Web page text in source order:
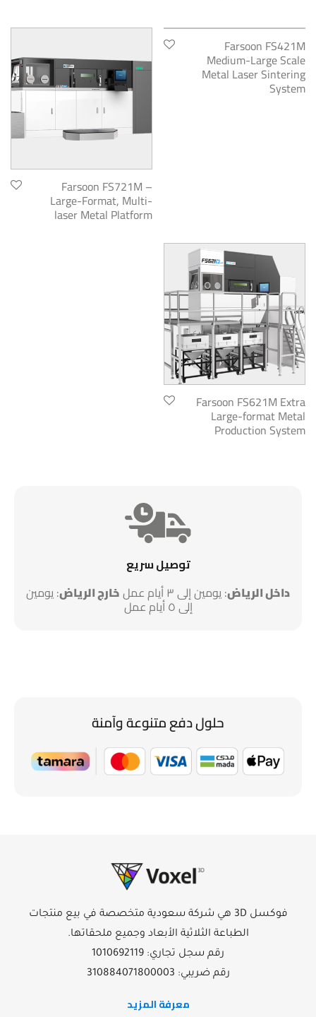
Farsoon FS421M
Medium-Large Scale
Metal Laser Sintering
System
Farsoon FS721M –
Large-Format, Multi-
laser Metal Platform
Farsoon FS621M Extra
Large-format Metal
Production System
توصيل سريع
داخل الرياض: يومين إلى ٣ أيام عمل خارج الرياض: يومين
إلى ٥ أيام عمل
حلول دفع متنوعة وآمنة
فوكسل 3D هي شركة سعودية متخصصة في بيع منتجات
الطباعة الثلاثية الأبعاد وجميع ملحقاتها.
رقم سجل تجاري: 1010692119
رقم ضريبي: 310884071800003
معرفة المزيد